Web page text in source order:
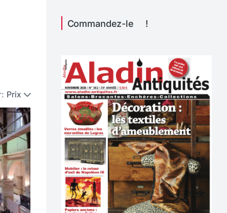
Prix
Commandez-le !